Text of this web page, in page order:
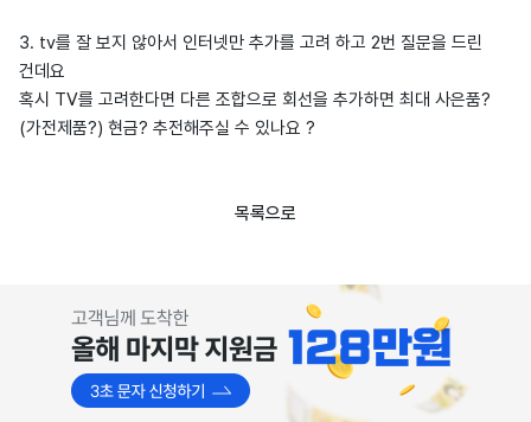
3. tv를 잘 보지 않아서 인터넷만 추가를 고려 하고 2번 질문을 드린
건데요
혹시 TV를 고려한다면 다른 조합으로 회선을 추가하면 최대 사은품?
(가전제품?) 현금? 추전해주실 수 있나요 ?
목록으로